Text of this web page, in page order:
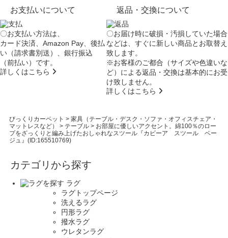
お支払いについて
〇お支払い方法は、
カード決済、Amazon Pay、後払
い（請求書別送）、銀行振込
（前払い）です。
詳しくはこちら
返品・交換について
〇お届け時に破損・汚損していた場合
などは、すぐに新しい商品とお取替え
致します。
※お客様のご都合（サイズや色違いな
ど）による返品・交換は基本的にお受
け致しません。
詳しくはこちら
びっくりカーペット > 家具（テーブル・デスク・ソファ・オフィスチェア・
マットレスなど）
> テーブル> お部屋に優しいアクセント。綿100％のロー
プをざっくりと編み上げたおしゃれなスツール『カビーア スツール ベー
ジュ』(ID:165510769)
カテゴリから探す
ラグ
ラグトップページ
洗えるラグ
円形ラグ
撥水ラグ
ウレタンラグ